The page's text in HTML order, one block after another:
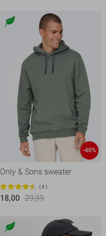
-40%
Only & Sons sweater
3
18,00 29,99